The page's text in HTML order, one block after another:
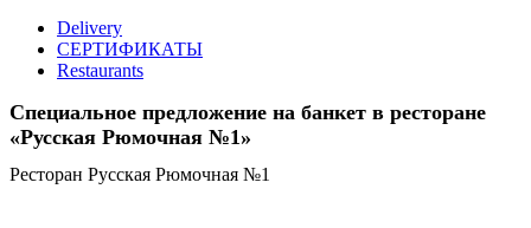
Delivery
СЕРТИФИКАТЫ
Restaurants
Специальное предложение на банкет в ресторане
«Русская Рюмочная №1»
Ресторан Русская Рюмочная №1